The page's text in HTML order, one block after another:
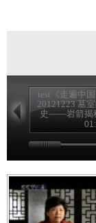
test《走遍中国
20121223 墓
史——岩箭揭